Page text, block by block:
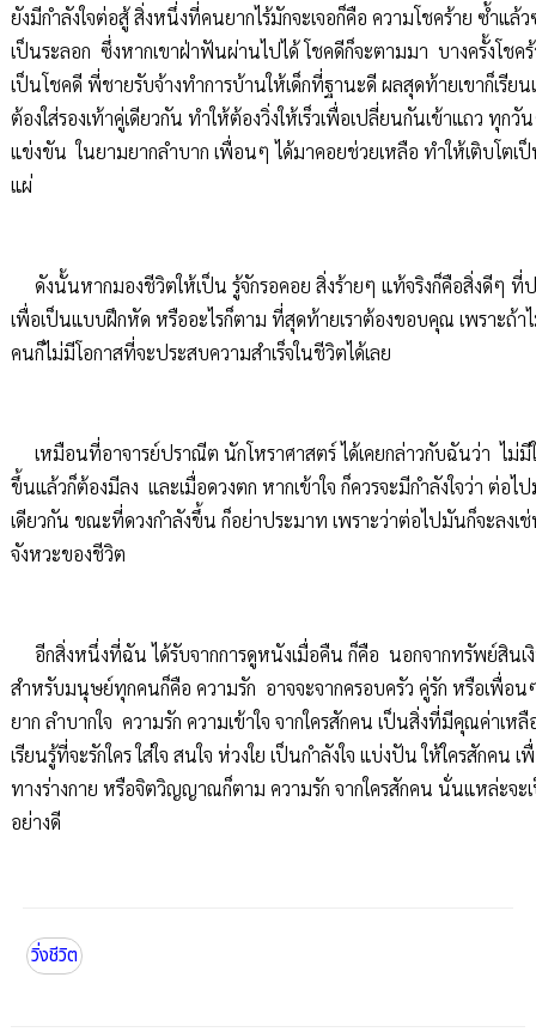
ยังมีกำลังใจต่อสู้ สิ่งหนึ่งที่คนยากไร้มักจะเจอก็คือ ความโชคร้าย ซ้ำแล้ว
เป็นระลอก ซึ่งหากเขาฝ่าฟันผ่านไปได้ โชคดีก็จะตามมา บางครั้งโชค
เป็นโชคดี พี่ชายรับจ้างทำการบ้านให้เด็กที่ฐานะดี ผลสุดท้ายเขาก็เรียน
ต้องใส่รองเท้าคู่เดียวกัน ทำให้ต้องวิ่งให้เร็วเพื่อเปลี่ยนกันเข้าแถว ทุกวั
แข่งขัน ในยามยากลำบาก เพื่อนๆ ได้มาคอยช่วยเหลือ ทำให้เติบโตเป็
แผ่
ดังนั้นหากมองชีวิตให้เป็น รู้จักรอคอย สิ่งร้ายๆ แท้จริงก็คือสิ่งดีๆ ที่
เพื่อเป็นแบบฝึกหัด หรืออะไรก็ตาม ที่สุดท้ายเราต้องขอบคุณ เพราะถ้า
คนก็ไม่มีโอกาสที่จะประสบความสำเร็จในชีวิตได้เลย
เหมือนที่อาจารย์ปราณีต นักโหราศาสตร์ ได้เคยกล่าวกับฉันว่า ไม่
ขึ้นแล้วก็ต้องมีลง และเมื่อดวงตก หากเข้าใจ ก็ควรจะมีกำลังใจว่า ต่อ
เดียวกัน ขณะที่ดวงกำลังขึ้น ก็อย่าประมาท เพราะว่าต่อไปมันก็จะลงเ
จังหวะของชีวิต
อีกสิ่งหนึ่งที่ฉัน ได้รับจากการดูหนังเมื่อคืน ก็คือ นอกจากทรัพย์สินเ
สำหรับมนุษย์ทุกคนก็คือ ความรัก อาจจะจากครอบครัว คู่รัก หรือเพื่อ
ยาก ลำบากใจ ความรัก ความเข้าใจ จากใครสักคน เป็นสิ่งที่มีคุณค่าเหลื
เรียนรู้ที่จะรักใคร ใส่ใจ สนใจ ห่วงใย เป็นกำลังใจ แบ่งปัน ให้ใครสักคน เ
ทางร่างกาย หรือจิตวิญญาณก็ตาม ความรัก จากใครสักคน นั่นแหล่ะจะเ
อย่างดี
วิ่งชีวิต